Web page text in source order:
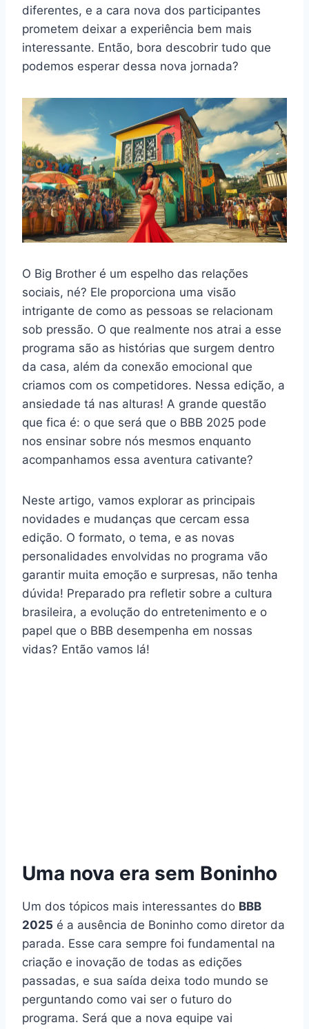
diferentes, e a cara nova dos participantes
prometem deixar a experiência bem mais
interessante. Então, bora descobrir tudo que
podemos esperar dessa nova jornada?
O Big Brother é um espelho das relações
sociais, né? Ele proporciona uma visão
intrigante de como as pessoas se relacionam
sob pressão. O que realmente nos atrai a esse
programa são as histórias que surgem dentro
da casa, além da conexão emocional que
criamos com os competidores. Nessa edição, a
ansiedade tá nas alturas! A grande questão
que fica é: o que será que o BBB 2025 pode
nos ensinar sobre nós mesmos enquanto
acompanhamos essa aventura cativante?
Neste artigo, vamos explorar as principais
novidades e mudanças que cercam essa
edição. O formato, o tema, e as novas
personalidades envolvidas no programa vão
garantir muita emoção e surpresas, não tenha
dúvida! Preparado pra refletir sobre a cultura
brasileira, a evolução do entretenimento e o
papel que o BBB desempenha em nossas
vidas? Então vamos lá!
Uma nova era sem Boninho
Um dos tópicos mais interessantes do BBB
2025 é a ausência de Boninho como diretor da
parada. Esse cara sempre foi fundamental na
criação e inovação de todas as edições
passadas, e sua saída deixa todo mundo se
perguntando como vai ser o futuro do
programa. Será que a nova equipe vai